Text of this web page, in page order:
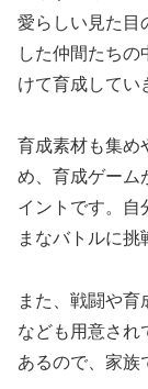
愛らしい見た目
した仲間たち
けて育成してい
育成素材も集め
め、育成ゲーム
イントです。自
まなバトルに挑
また、戦闘や育
なども用意され
あるので、家族